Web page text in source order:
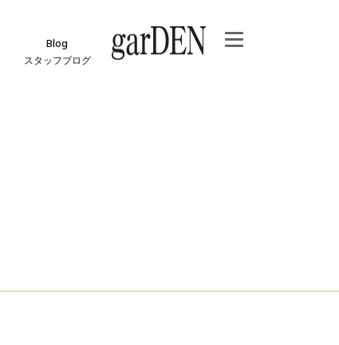
Blog
スタッフブログ